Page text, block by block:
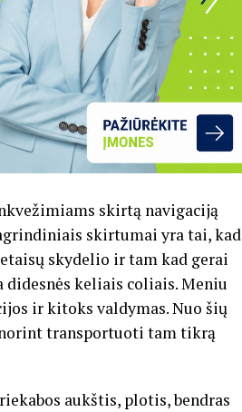
skirtą navigaciją
skirtumai yra tai, kad
skydelio ir tam kad gerai
keliais coliais. Meniu
ir kitoks valdymas. Nuo šių
transportuoti tam tikrą
aukštis, plotis, bendras